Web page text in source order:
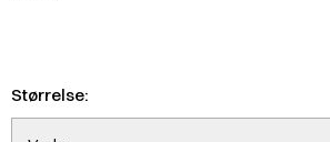
Størrelse: